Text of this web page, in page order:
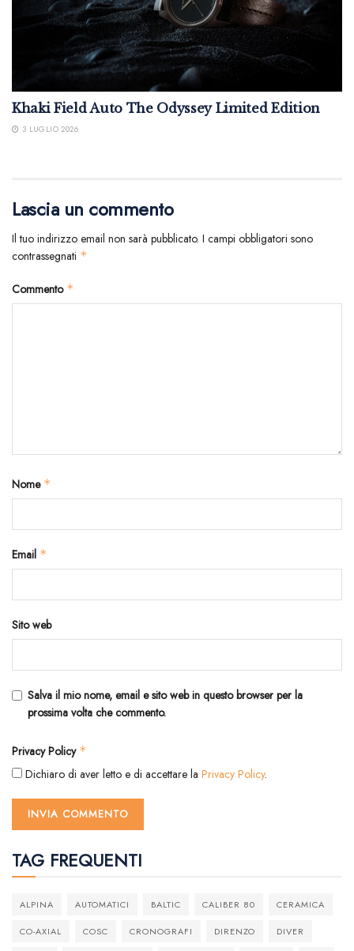
Khaki Field Auto The Odyssey Limited Edition
3 LUGLIO 2026
Lascia un commento
Il tuo indirizzo email non sarà pubblicato. I campi obbligatori sono
contrassegnati *
Commento *
Nome *
Email *
Sito web
Salva il mio nome, email e sito web in questo browser per la
prossima volta che commento.
Privacy Policy *
Dichiaro di aver letto e di accettare la Privacy Policy.
TAG FREQUENTI
ALPINA AUTOMATICI BALTIC CALIBER 80 CERAMICA
CO-AXIAL COSC CRONOGRAFI DIRENZO DIVER